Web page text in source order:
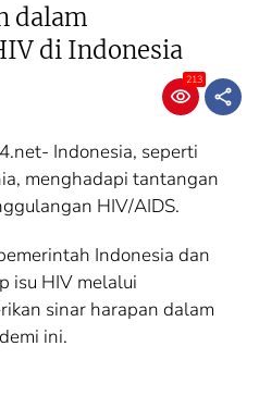
dalam
di Indonesia
213
Indonesia, seperti
menghadapi tantangan
HIV/AIDS.
Indonesia dan
isu HIV melalui
sinar harapan dalam
ini.